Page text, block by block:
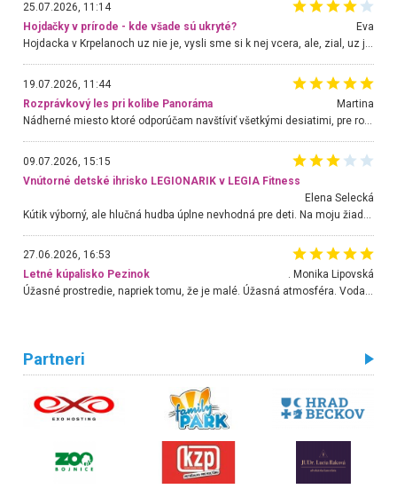
25.07.2026, 11:14
Hojdačky v prírode - kde všade sú ukryté?
Eva
Hojdacka v Krpelanoch uz nie je, vysli sme si k nej vcera, ale, zial, uz je znicena. Ak sem planujete cestu len kvoli hojdacke, mozete si ju usetrit. Krasny vyhlad je tu vsak aj bez hojdacky :-)
19.07.2026, 11:44
Rozprávkový les pri kolibe Panoráma
Martina
Nádherné miesto ktoré odporúčam navštíviť všetkými desiatimi, pre rodiny s deťmi, dôchodcom... Proste a jednoducho ozaj rozprávkový les.. určite ešte prídeme. Odniesli sme si na pamiatku krásne tričká,
09.07.2026, 15:15
Vnútorné detské ihrisko LEGIONARIK v LEGIA Fitness
Elena Selecká
27.06.2026, 16:53
Letné kúpalisko Pezinok
. Monika Lipovská
Úžasné prostredie, napriek tomu, že je malé. Úžasná atmosféra. Voda fantastická a nádherná. Ľudí je pomerne veľa, ale su mili a ohľaduplní. Je veľmi zaujímavé sledovať, ako dokážu spolu športovať cudzí ľudia a bez ohľadu na vek. Vládne tu pohoda. Vnuka neviem dostať z vody. Ďakujem za krásny deň . Urcite sa sem vrátim. Jediný problém je s parkovaním, ale aj ten sa mi podarilo vyriešiť. Monika Bratislava
Partneri